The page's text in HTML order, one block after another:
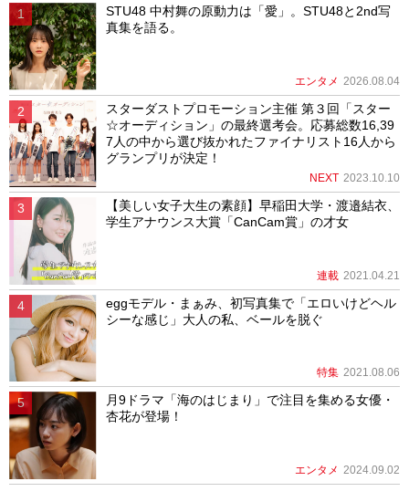
STU48 中村舞の原動力は「愛」。STU48と2nd写
真集を語る。
エンタメ 2026.08.04
スターダストプロモーション主催 第３回「スター
☆オーディション」の最終選考会。応募総数16,39
7人の中から選び抜かれたファイナリスト16人から
グランプリが決定！
NEXT 2023.10.10
【美しい女子大生の素顔】早稲田大学・渡邉結衣、
学生アナウンス大賞「CanCam賞」の才女
連載 2021.04.21
eggモデル・まぁみ、初写真集で「エロいけどヘル
シーな感じ」大人の私、ベールを脱ぐ
特集 2021.08.06
月9ドラマ「海のはじまり」で注目を集める女優・
杏花が登場！
エンタメ 2024.09.02